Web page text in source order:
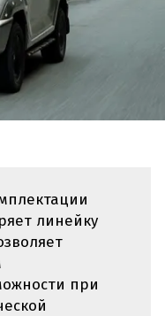
линейку
при